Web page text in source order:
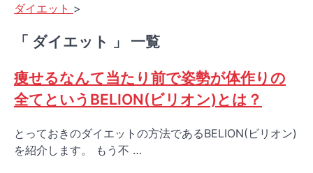
ダイエット >
「 ダイエット 」 一覧
痩せるなんて当たり前で姿勢が体作りの
全てというBELION(ビリオン)とは？
とっておきのダイエットの方法であるBELION(ビリオン)
を紹介します。 もう不 …